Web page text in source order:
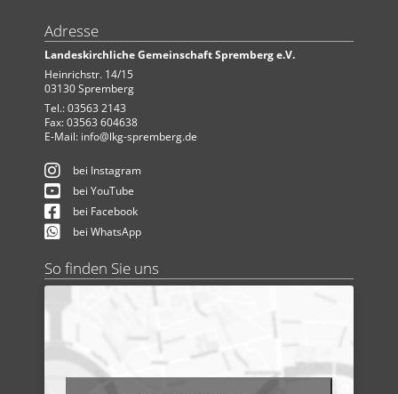
Adresse
Landeskirchliche Gemeinschaft Spremberg e.V.
Heinrichstr. 14/15
03130 Spremberg
Tel.: 03563 2143
Fax: 03563 604638
E-Mail: info@lkg-spremberg.de
bei Instagram
bei YouTube
bei Facebook
bei WhatsApp
So finden Sie uns